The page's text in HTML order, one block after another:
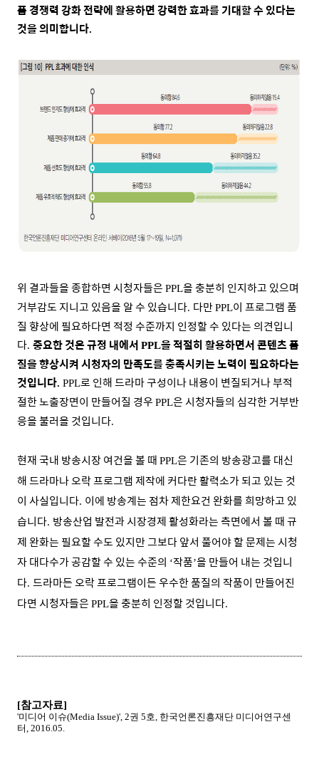
품 경쟁력 강화 전략에 활용하면 강력한 효과를 기대할 수 있다는
것을 의미합니다.
위 결과들을 종합하면 시청자들은 PPL을 충분히 인지하고 있으며
거부감도 지니고 있음을 알 수 있습니다. 다만PPL이 프로그램 품
질 향상에 필요하다면 적정 수준까지 인정할 수 있다는 의견입니
다. 중요한 것은 규정 내에서 PPL을 적절히 활용하면서 콘텐츠 품
질을 향상시켜 시청자의 만족도를 충족시키는 노력이 필요하다는
것입니다. PPL로 인해 드라마 구성이나 내용이 변질되거나 부적
절한 노출장면이 만들어질 경우 PPL은 시청자들의 심각한 거부반
응을 불러올 것입니다.
현재 국내 방송시장 여건을 볼 때 PPL은 기존의 방송광고를 대신
해 드라마나 오락 프로그램 제작에 커다란 활력소가 되고 있는 것
이 사실입니다. 이에 방송계는 점차 제한요건 완화를 희망하고 있
습니다. 방송산업 발전과 시장경제 활성화라는 측면에서 볼 때 규
제 완화는 필요할 수도 있지만 그보다 앞서 풀어야 할 문제는 시청
자 대다수가 공감할 수 있는 수준의 ‘작품’을 만들어 내는 것입니
다. 드라마든 오락 프로그램이든 우수한 품질의 작품이 만들어진
다면 시청자들은 PPL을 충분히 인정할 것입니다.
[참고자료]
'미디어 이슈(Media Issue)', 2권 5호, 한국언론진흥재단 미디어연구센
터, 2016.05.